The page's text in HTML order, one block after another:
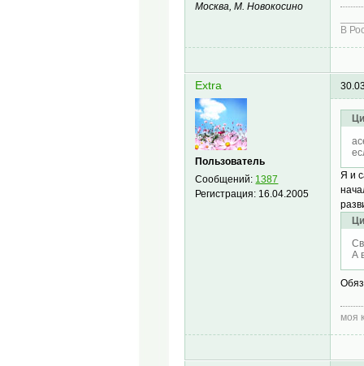
Москва, М. Новокосино
В
Extra
Пользователь
Сообщений: 1387
Регистрация: 16.04.2005
Я и
А
моя